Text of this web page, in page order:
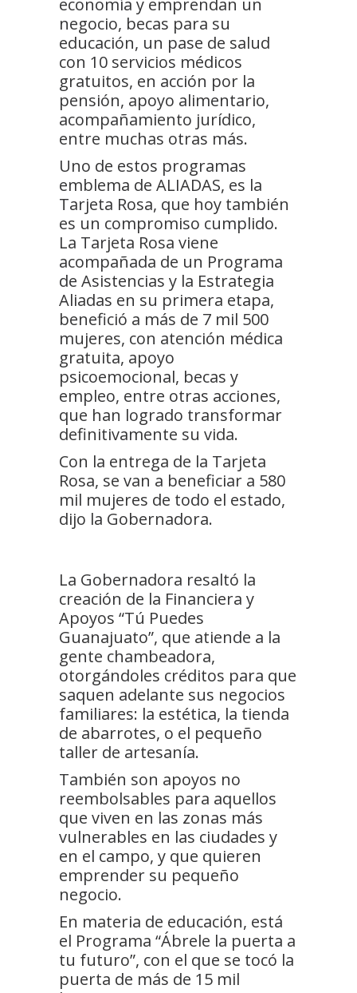
negocio, becas para su
educación, un pase de salud
con 10 servicios médicos
gratuitos, en acción por la
pensión, apoyo alimentario,
acompañamiento jurídico,
entre muchas otras más.
Uno de estos programas
emblema de ALIADAS, es la
Tarjeta Rosa, que hoy también
es un compromiso cumplido.
La Tarjeta Rosa viene
acompañada de un Programa
de Asistencias y la Estrategia
Aliadas en su primera etapa,
benefició a más de 7 mil 500
mujeres, con atención médica
gratuita, apoyo
psicoemocional, becas y
empleo, entre otras acciones,
que han logrado transformar
definitivamente su vida.
Con la entrega de la Tarjeta
Rosa, se van a beneficiar a 580
mil mujeres de todo el estado,
dijo la Gobernadora.
La Gobernadora resaltó la
creación de la Financiera y
Apoyos “Tú Puedes
Guanajuato”, que atiende a la
gente chambeadora,
otorgándoles créditos para que
saquen adelante sus negocios
familiares: la estética, la tienda
de abarrotes, o el pequeño
taller de artesanía.
También son apoyos no
reembolsables para aquellos
que viven en las zonas más
vulnerables en las ciudades y
en el campo, y que quieren
emprender su pequeño
negocio.
En materia de educación, está
el Programa “Ábrele la puerta a
tu futuro”, con el que se tocó la
puerta de más de 15 mil